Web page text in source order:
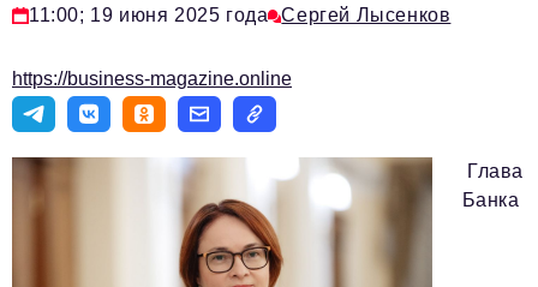
Импортозамещение
Авторские материалы
+7 495 727-01-67
Электронные почты редакции:
11:00; 19 июня 2025 года Сергей Лысенков
https://business-magazine.online
Глава
Банка